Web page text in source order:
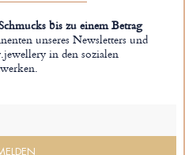
bis zu einem Betrag
unseres Newsletters und
in den sozialen